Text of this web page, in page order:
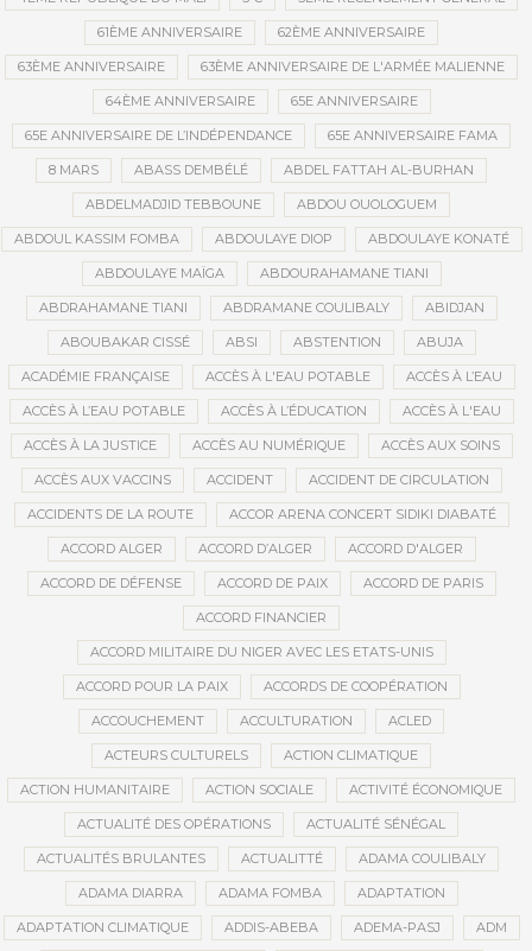
61ÈME ANNIVERSAIRE 62ÈME ANNIVERSAIRE
63ÈME ANNIVERSAIRE 63ÈME ANNIVERSAIRE DE L'ARMÉE MALIENNE
64ÈME ANNIVERSAIRE 65E ANNIVERSAIRE
65E ANNIVERSAIRE DE L’INDÉPENDANCE 65E ANNIVERSAIRE FAMA
8 MARS ABASS DEMBÉLÉ ABDEL FATTAH AL-BURHAN
ABDELMADJID TEBBOUNE ABDOU OUOLOGUEM
ABDOUL KASSIM FOMBA ABDOULAYE DIOP ABDOULAYE KONATÉ
ABDOULAYE MAÏGA ABDOURAHAMANE TIANI
ABDRAHAMANE TIANI ABDRAMANE COULIBALY ABIDJAN
ABOUBAKAR CISSÉ ABSI ABSTENTION ABUJA
ACADÉMIE FRANÇAISE ACCÈS À L'EAU POTABLE ACCÈS À L’EAU
ACCÈS À L’EAU POTABLE ACCÈS À L’ÉDUCATION ACCÈS À L'EAU
ACCÈS À LA JUSTICE ACCÈS AU NUMÉRIQUE ACCÈS AUX SOINS
ACCÈS AUX VACCINS ACCIDENT ACCIDENT DE CIRCULATION
ACCIDENTS DE LA ROUTE ACCOR ARENA CONCERT SIDIKI DIABATÉ
ACCORD ALGER ACCORD D’ALGER ACCORD D'ALGER
ACCORD DE DÉFENSE ACCORD DE PAIX ACCORD DE PARIS
ACCORD FINANCIER
ACCORD MILITAIRE DU NIGER AVEC LES ETATS-UNIS
ACCORD POUR LA PAIX ACCORDS DE COOPÉRATION
ACCOUCHEMENT ACCULTURATION ACLED
ACTEURS CULTURELS ACTION CLIMATIQUE
ACTION HUMANITAIRE ACTION SOCIALE ACTIVITÉ ÉCONOMIQUE
ACTUALITÉ DES OPÉRATIONS ACTUALITÉ SÉNÉGAL
ACTUALITÉS BRULANTES ACTUALITTÉ ADAMA COULIBALY
ADAMA DIARRA ADAMA FOMBA ADAPTATION
ADAPTATION CLIMATIQUE ADDIS-ABEBA ADEMA-PASJ ADM